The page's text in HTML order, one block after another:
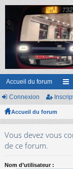
Accueil du forum
ac
Connexion
Accueil du forum
Vous devez vous
de ce forum.
Nom d’utilisateur :